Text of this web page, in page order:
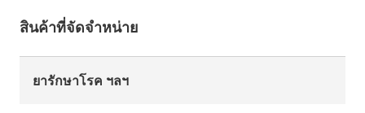
สินค้าที่จัดจำหน่าย
ยารักษาโรค ฯลฯ